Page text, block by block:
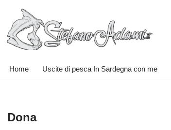
Vai
al
contenuto
Home Uscite di pesca In Sardegna con me
Dona